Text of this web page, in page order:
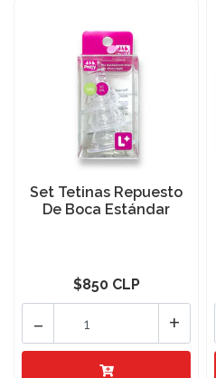
Set Tetinas Repuesto
De Boca Estándar
$850 CLP
+
-